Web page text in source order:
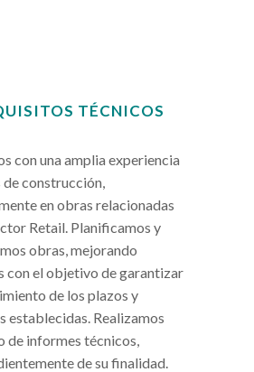
TÉCNICOS
con una amplia experiencia
de construcción,
en obras relacionadas
Retail. Planificamos y
obras, mejorando
con el objetivo de garantizar
de los plazos y
establecidas. Realizamos
de informes técnicos,
de su finalidad.